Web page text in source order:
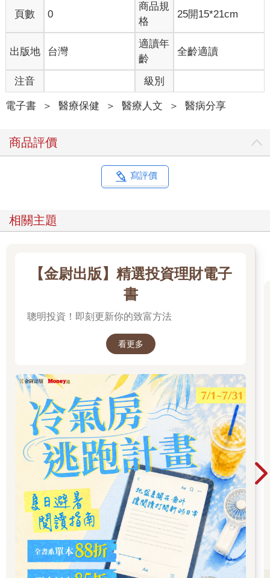
頁數 0
商品規
格
25開15*21cm
出版地 台灣
適讀年
齡
全齡適讀
注音 級別
電子書 ＞ 醫療保健 ＞ 醫療人文 ＞ 醫病分享
商品評價
寫評價
相關主題
【金尉出版】精選投資理財電子
書
聰明投資！即刻更新你的致富方法
看更多